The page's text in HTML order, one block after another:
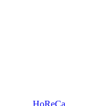
HoReCa